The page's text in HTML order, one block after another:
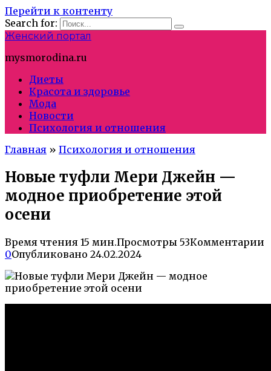
Перейти к контенту
Search for:
Женский портал
mysmorodina.ru
Диеты
Красота и здоровье
Мода
Новости
Психология и отношения
Главная » Психология и отношения
Новые туфли Мери Джейн —
модное приобретение этой
осени
Время чтения 15 мин.Просмотры 53Комментарии
0Опубликовано 24.02.2024